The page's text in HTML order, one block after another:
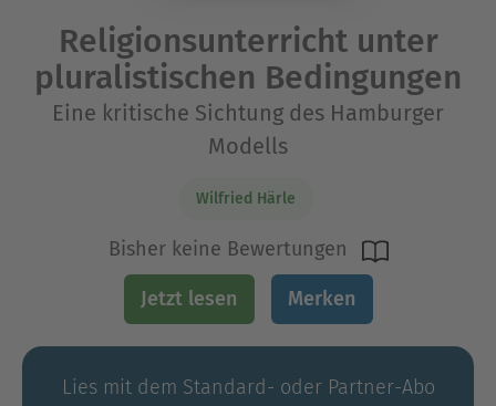
Religionsunterricht unter
pluralistischen Bedingungen
Eine kritische Sichtung des Hamburger
Modells
Wilfried Härle
Bisher keine Bewertungen
Jetzt lesen Merken
Lies mit dem Standard- oder Partner-Abo